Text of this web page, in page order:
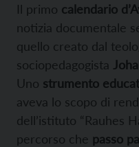
Il primo calendario
notizia documentale
quello creato dal
sociopedagogista
Uno strumento
aveva lo scopo di
dell’istituto “Rauhes
percorso che passo